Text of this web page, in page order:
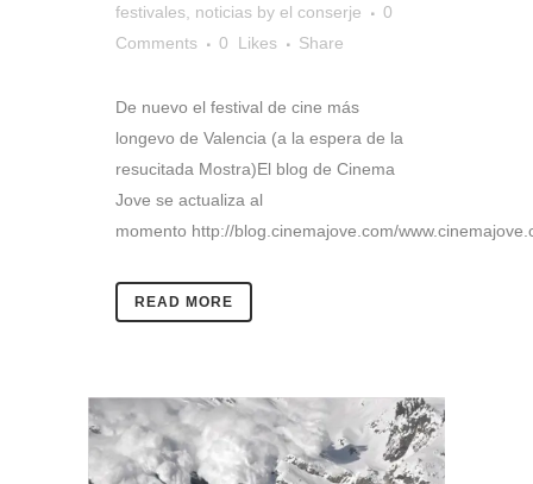
festivales noticias by el conserje
0
Comments
0 Likes Share
De nuevo el festival de cine más
longevo de Valencia (a la espera de la
resucitada Mostra)El blog de Cinema
Jove se actualiza al
momento http://blog.cinemajove.com/
READ MORE